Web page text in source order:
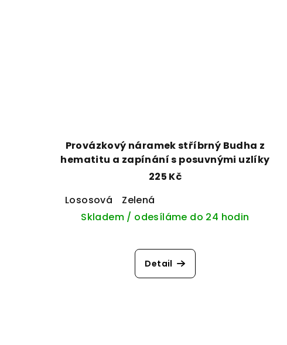
Provázkový náramek stříbrný Budha z
hematitu a zapínání s posuvnými uzlíky
225 Kč
Lososová
Zelená
Skladem / odesíláme do 24 hodin
Detail